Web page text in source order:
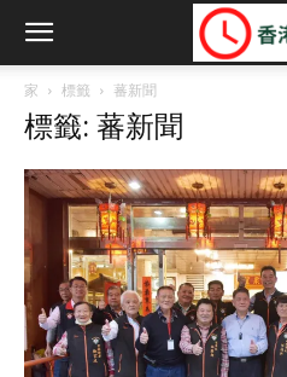
家 標籤 蕃新聞
標籤: 蕃新聞